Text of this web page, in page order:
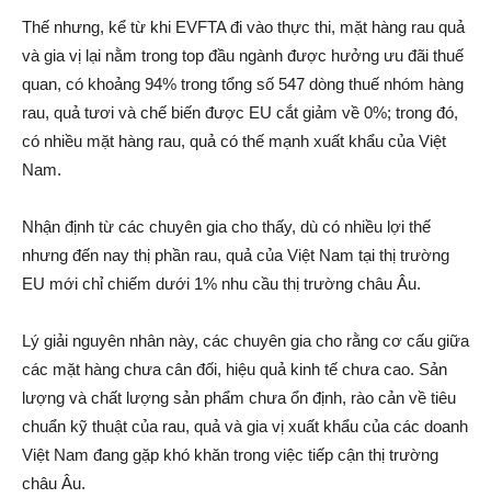
Thế nhưng, kể từ khi EVFTA đi vào thực thi, mặt hàng rau quả
và gia vị lại nằm trong top đầu ngành được hưởng ưu đãi thuế
quan, có khoảng 94% trong tổng số 547 dòng thuế nhóm hàng
rau, quả tươi và chế biến được EU cắt giảm về 0%; trong đó,
có nhiều mặt hàng rau, quả có thế mạnh xuất khẩu của Việt
Nam.
Nhận định từ các chuyên gia cho thấy, dù có nhiều lợi thế
nhưng đến nay thị phần rau, quả của Việt Nam tại thị trường
EU mới chỉ chiếm dưới 1% nhu cầu thị trường châu Âu.
Lý giải nguyên nhân này, các chuyên gia cho rằng cơ cấu giữa
các mặt hàng chưa cân đối, hiệu quả kinh tế chưa cao. Sản
lượng và chất lượng sản phẩm chưa ổn định, rào cản về tiêu
chuẩn kỹ thuật của rau, quả và gia vị xuất khẩu của các doanh
Việt Nam đang gặp khó khăn trong việc tiếp cận thị trường
châu Âu.